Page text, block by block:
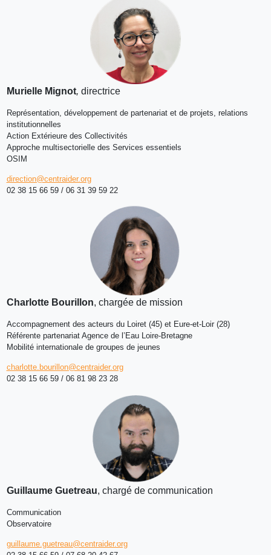
Murielle Mignot, directrice
Représentation, développement de partenariat et de projets, relations
institutionnelles
Action Extérieure des Collectivités
Approche multisectorielle des Services essentiels
OSIM
direction@centraider.org
02 38 15 66 59 / 06 31 39 59 22
Charlotte Bourillon, chargée de mission
Accompagnement des acteurs du Loiret (45) et Eure-et-Loir (28)
Référente partenariat Agence de l’Eau Loire-Bretagne
Mobilité internationale de groupes de jeunes
charlotte.bourillon@centraider.org
02 38 15 66 59 / 06 81 98 23 28
Guillaume Guetreau, chargé de communication
Communication
Observatoire
guillaume.guetreau@centraider.org